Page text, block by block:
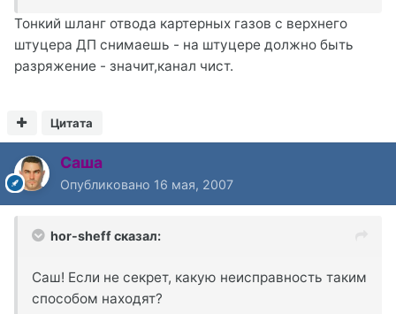
Тонкий шланг отвода картерных газов с верхнего
штуцера ДП снимаешь - на штуцере должно быть
разряжение - значит,канал чист.
Цитата
Саша
Опубликовано 16 мая, 2007
hor-sheff сказал:
Саш! Если не секрет, какую неисправность таким
способом находят?